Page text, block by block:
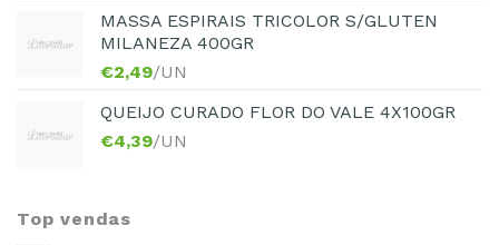
MASSA ESPIRAIS TRICOLOR S/GLUTEN
MILANEZA 400GR
€2,49/UN
QUEIJO CURADO FLOR DO VALE 4X100GR
€4,39/UN
Top vendas